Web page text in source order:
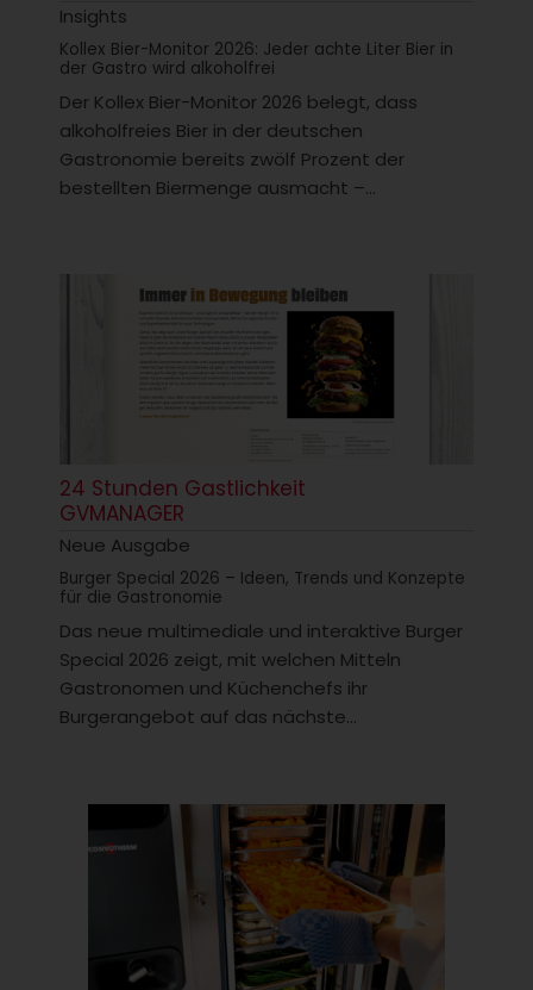
Insights
Kollex Bier-Monitor 2026: Jeder achte Liter Bier in
der Gastro wird alkoholfrei
Der Kollex Bier-Monitor 2026 belegt, dass
alkoholfreies Bier in der deutschen
Gastronomie bereits zwölf Prozent der
bestellten Biermenge ausmacht –...
24 Stunden Gastlichkeit
GVMANAGER
Neue Ausgabe
Burger Special 2026 – Ideen, Trends und Konzepte
für die Gastronomie
Das neue multimediale und interaktive Burger
Special 2026 zeigt, mit welchen Mitteln
Gastronomen und Küchenchefs ihr
Burgerangebot auf das nächste...